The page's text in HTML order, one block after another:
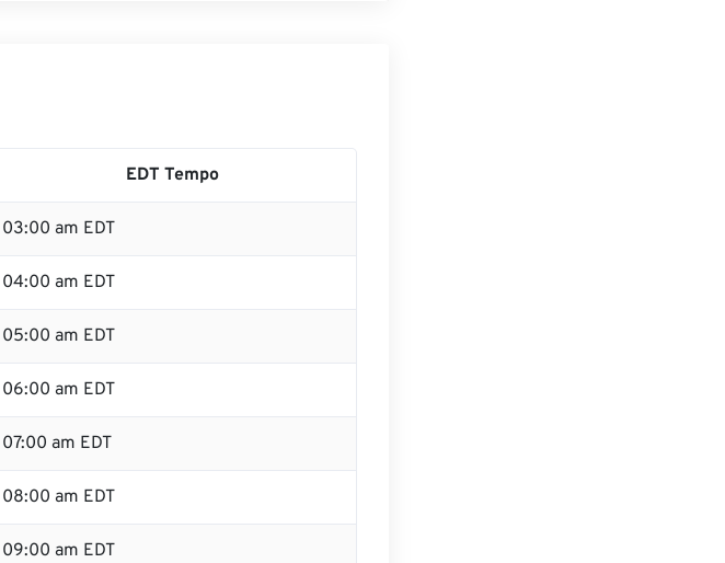
EDT Tempo
03:00 am EDT
04:00 am EDT
05:00 am EDT
06:00 am EDT
07:00 am EDT
08:00 am EDT
09:00 am EDT